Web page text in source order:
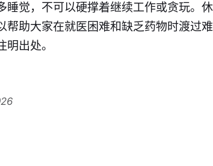
睡觉，不可以硬撑着继续工作或贪玩。
帮助大家在就医困难和缺乏药物时渡过
出处。